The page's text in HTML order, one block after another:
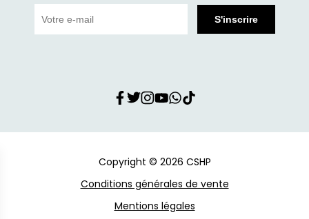
Copyright © 2026 CSHP
Conditions générales de vente
Mentions légales